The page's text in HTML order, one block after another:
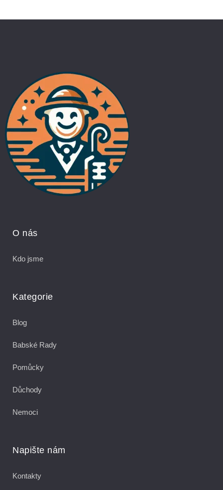
O nás
Kdo jsme
Kategorie
Blog
Babské Rady
Pomůcky
Důchody
Nemoci
Napište nám
Kontakty